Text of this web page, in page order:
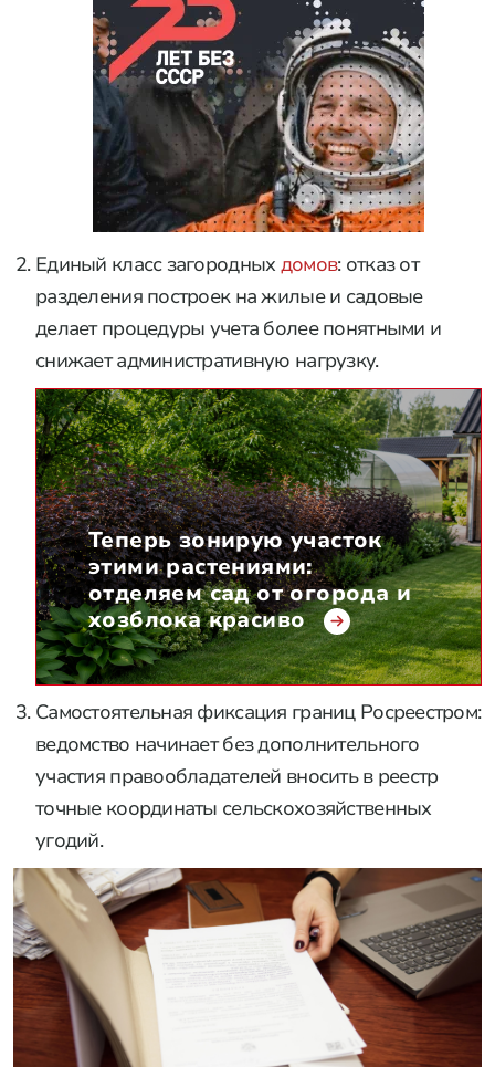
Единый класс загородных домов: отказ от
разделения построек на жилые и садовые
делает процедуры учета более понятными и
снижает административную нагрузку.
Теперь зонирую участок
этими растениями:
отделяем сад от огорода и
хозблока красиво
Самостоятельная фиксация границ Росреестром:
ведомство начинает без дополнительного
участия правообладателей вносить в реестр
точные координаты сельскохозяйственных
угодий.